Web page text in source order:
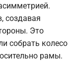
создавая
Это
собрать колесо
рамы.